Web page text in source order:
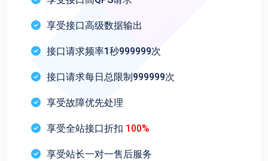
享受接口高级数据输出
接口请求频率1秒999999次
接口请求每日总限制999999次
享受故障优先处理
享受全站接口折扣 100%
享受站长一对一售后服务